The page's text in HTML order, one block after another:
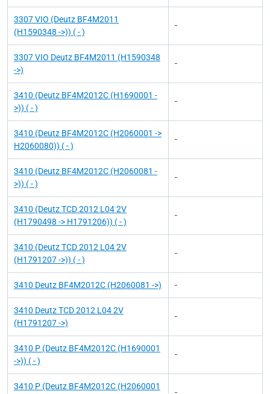
3307 VIO (Deutz BF4M2011
(H1590348 ->)) ( - )
-
3307 VIO Deutz BF4M2011 (H1590348
->)
-
3410 (Deutz BF4M2012C (H1690001 -
>)) ( - )
-
3410 (Deutz BF4M2012C (H2060001 ->
H2060080)) ( - )
-
3410 (Deutz BF4M2012C (H2060081 -
>)) ( - )
-
3410 (Deutz TCD 2012 L04 2V
(H1790498 -> H1791206)) ( - )
-
3410 (Deutz TCD 2012 L04 2V
(H1791207 ->)) ( - )
-
3410 Deutz BF4M2012C (H2060081 ->) -
3410 Deutz TCD 2012 L04 2V
(H1791207 ->)
-
3410 P (Deutz BF4M2012C (H1690001
->)) ( - )
-
3410 P (Deutz BF4M2012C (H2060001